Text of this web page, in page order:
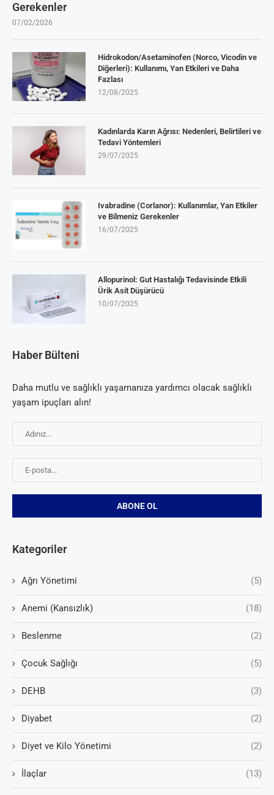
Gerekenler
07/02/2026
Hidrokodon/Asetaminofen (Norco, Vicodin ve
Diğerleri): Kullanımı, Yan Etkileri ve Daha
Fazlası
12/08/2025
Kadınlarda Karın Ağrısı: Nedenleri, Belirtileri ve
Tedavi Yöntemleri
29/07/2025
Ivabradine (Corlanor): Kullanımlar, Yan Etkiler
ve Bilmeniz Gerekenler
16/07/2025
Allopurinol: Gut Hastalığı Tedavisinde Etkili
Ürik Asit Düşürücü
10/07/2025
Haber Bülteni
Daha mutlu ve sağlıklı yaşamanıza yardımcı olacak sağlıklı
yaşam ipuçları alın!
Kategoriler
Ağrı Yönetimi (5)
Anemi (Kansızlık) (18)
Beslenme (2)
Çocuk Sağlığı (5)
DEHB (3)
Diyabet (2)
Diyet ve Kilo Yönetimi (2)
İlaçlar (13)